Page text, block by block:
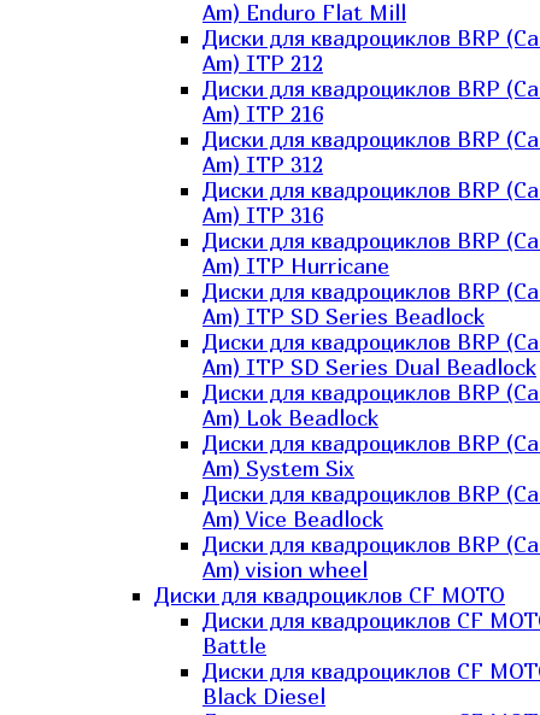
Am) Enduro Flat Mill
Диски для квадроциклов BRP
Am) ITP 212
Диски для квадроциклов BRP
Am) ITP 216
Диски для квадроциклов BRP
Am) ITP 312
Диски для квадроциклов BRP
Am) ITP 316
Диски для квадроциклов BRP
Am) ITP Hurricane
Диски для квадроциклов BRP
Am) ITP SD Series Beadlock
Диски для квадроциклов BRP
Am) ITP SD Series Dual Beadlock
Диски для квадроциклов BRP
Am) Lok Beadlock
Диски для квадроциклов BRP
Am) System Six
Диски для квадроциклов BRP
Am) Vice Beadlock
Диски для квадроциклов BRP
Am) vision wheel
Диски для квадроциклов CF MOTO
Диски для квадроциклов CF
Battle
Диски для квадроциклов CF
Black Diesel